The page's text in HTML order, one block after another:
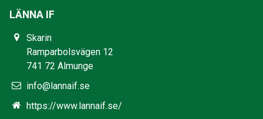
LÄNNA IF
Skarin
Ramparbolsvägen 12
741 72 Almunge
info@lannaif.se
https://www.lannaif.se/